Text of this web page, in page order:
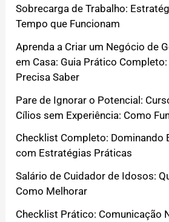
Sobrecarga de Trabalho:
Tempo que Funcionam
Aprenda a Criar um Negócio de
em Casa: Guia Prático
Precisa Saber
Pare de Ignorar o Potencial:
Cílios sem Experiência: Como
Checklist Completo: Dominando
com Estratégias Práticas
Salário de Cuidador de Idosos:
Como Melhorar
Checklist Prático: Comunicação